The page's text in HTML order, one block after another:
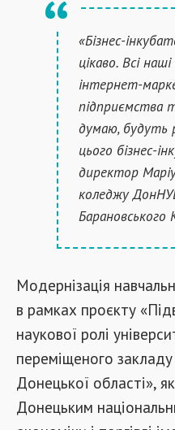
«Бізнес-
цікаво. Всі
інтернет-
підприємства
думаю, будуть
цього бізнес-
директор
коледжу
Модернізація
в рамках проєкту
наукової ролі
переміщеного
Донецької області»,
Донецьким